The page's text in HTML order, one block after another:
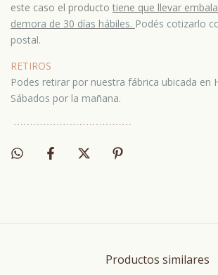
este caso el producto tiene que llevar embala
demora de 30 días hábiles. Podés cotizarlo
postal.
RETIROS
Podes retirar por nuestra fábrica ubicada en
Sábados por la mañana.
⋯⋯⋯⋯⋯⋯⋯⋯⋯⋯⋯⋯
Productos similares